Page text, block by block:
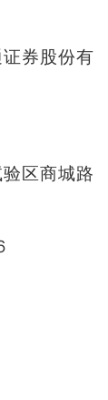
券股份有
区商城路